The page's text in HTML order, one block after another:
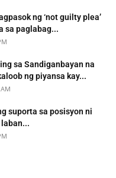
ng ‘not guilty plea’
sa paglabag...
sa Sandiganbayan na
ng piyansa kay...
suporta sa posisyon ni
laban...